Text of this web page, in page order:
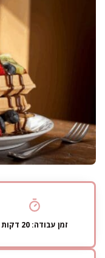
זמן עבודה: 20 דקות